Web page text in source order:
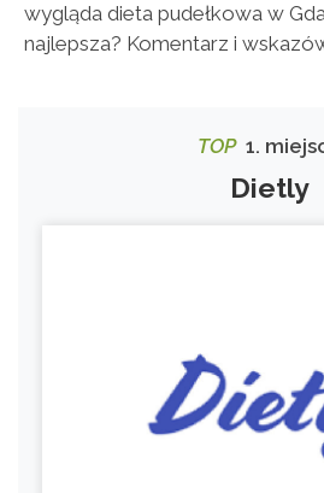
wygląda dieta pudełkowa w
najlepsza? Komentarz i
TOP1.
Dietly